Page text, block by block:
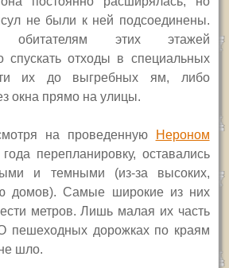
не были к ней подсоединены.
обитателям этих этажей
спускать отходы в специальных
их до выгребных ям, либо
окна прямо на улицы.
на проведенную
Нероном
перепланировку, оставались
и темными (из-за высоких,
домов). Самые широкие из них
метров. Лишь малая их часть
пешеходных дорожках по краям
шло.